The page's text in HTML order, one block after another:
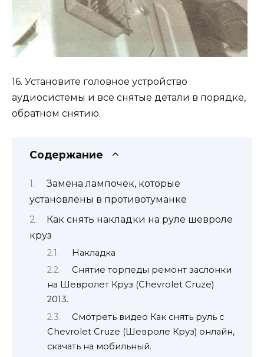
16. Установите головное устройство
аудиосистемы и все снятые детали в порядке,
обратном снятию.
Содержание
Замена лампочек, которые
установлены в противотуманке
Как снять накладки на руле шевроле
круз
Накладка
Снятие торпеды ремонт заслонки
на Шевролет Круз (Chevrolet Cruze)
2013.
Смотреть видео Как снять руль с
Chevrolet Cruze (Шевроле Круз) онлайн,
скачать на мобильный.